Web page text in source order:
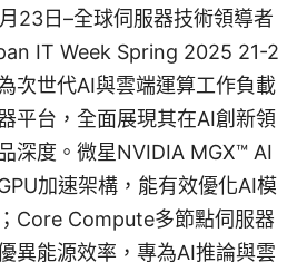
23日–全球伺服器技術領導者
IT Week Spring 2025 21-2
次世代AI與雲端運算工作負載
平台，全面展現其在AI創新領
深度。微星NVIDIA MGX™ AI
加速架構，能有效優化AI模
Core Compute多節點伺服器
異能源效率，專為AI推論與雲